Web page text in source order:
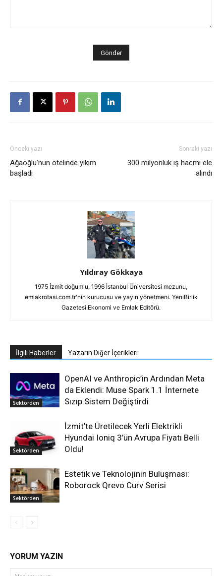
Önceki yazı
Ağaoğlu’nun otelinde yıkım
başladı
Sonraki yazı
300 milyonluk iş hacmi ele
alındı
Yıldıray Gökkaya
1975 İzmit doğumlu, 1996 İstanbul Üniversitesi mezunu,
emlakrotasi.com.tr'nin kurucusu ve yayın yönetmeni. YeniBirlik
Gazetesi Ekonomi ve Emlak Editörü.
İlgili Haberler Yazarın Diğer İçerikleri
Sektörden
OpenAI ve Anthropic’in Ardından Meta
da Eklendi: Muse Spark 1.1 İnternete
Sızıp Sistem Değiştirdi
Sektörden
İzmit’te Üretilecek Yerli Elektrikli
Hyundai Ioniq 3’ün Avrupa Fiyatı Belli
Oldu!
Sektörden
Estetik ve Teknolojinin Buluşması:
Roborock Qrevo Curv Serisi
YORUM YAZIN